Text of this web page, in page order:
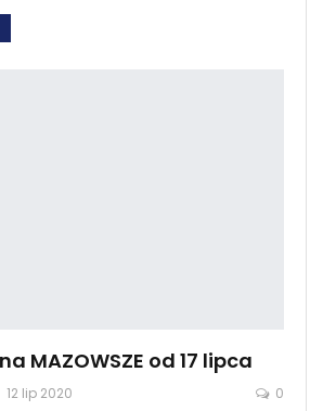
MAZOWSZE od 17 lipca
12 lip 2020 0